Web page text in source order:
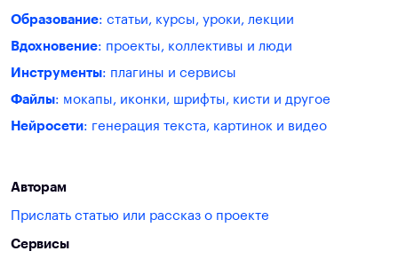
Образование: статьи, курсы, уроки, лекции
Вдохновение: проекты, коллективы и люди
Инструменты: плагины и сервисы
Файлы: мокапы, иконки, шрифты, кисти и другое
Нейросети: генерация текста, картинок и видео
Авторам
Прислать статью или рассказ о проекте
Сервисы